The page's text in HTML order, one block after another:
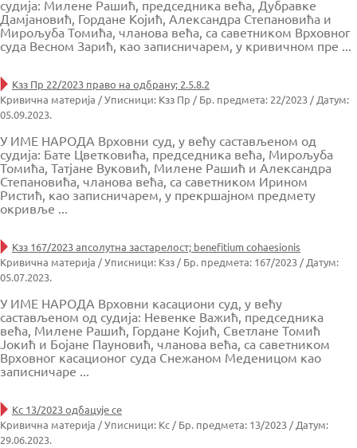
судија: Милене Рашић, председника већа, Дубравке
Дамјановић, Гордане Којић, Александра Степановића и
Мирољуба Томића, чланова већа, са саветником Врховног
суда Весном Зарић, као записничарем, у кривичном пре ...
Кзз Пр 22/2023 право на одбрану; 2.5.8.2
Кривична материја / Уписници: Кзз Пр / Бр. предмета: 22/2023 / Датум:
05.09.2023.
У ИМЕ НАРОДА Врховни суд, у већу састављеном од
судија: Бате Цветковића, председника већа, Мирољуба
Томића, Татјане Вуковић, Милене Рашић и Александра
Степановића, чланова већа, са саветником Ирином
Ристић, као записничарем, у прекршајном предмету
окривље ...
Кзз 167/2023 апсолутна застарелост; benefitium cohaesionis
Кривична материја / Уписници: Кзз / Бр. предмета: 167/2023 / Датум:
05.07.2023.
У ИМЕ НАРОДА Врховни касациони суд, у већу
састављеном од судија: Невенке Важић, председника
већа, Милене Рашић, Гордане Којић, Светлане Томић
Јокић и Бојане Пауновић, чланова већа, са саветником
Врховног касационог суда Снежаном Меденицом као
записничаре ...
Кс 13/2023 одбацује се
Кривична материја / Уписници: Кс / Бр. предмета: 13/2023 / Датум:
29.06.2023.